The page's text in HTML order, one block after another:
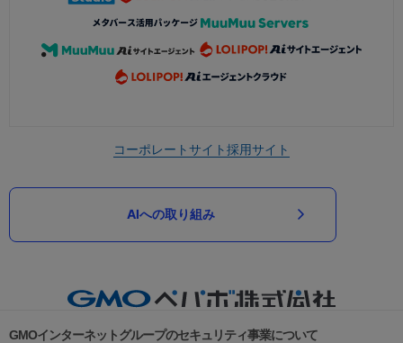
コーポレートサイト採用サイト
AIへの取り組み
GMOインターネットグループのセキュリティ事業について